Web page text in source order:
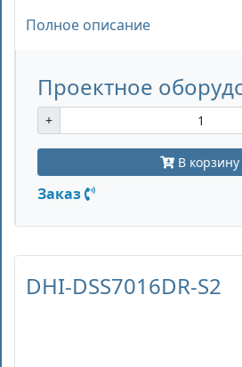
Полное описание
Проектное
+
В корзину
Заказ
DHI-DSS7016DR-S2